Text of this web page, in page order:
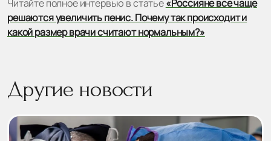
Читайте полное интервью в статье«Россияне все чаще
решаются увеличить пенис. Почему так происходит и
какой размер врачи считают нормальным?»
Другие новости